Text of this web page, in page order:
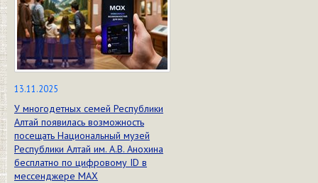
13.11.2025
У многодетных семей Республики
Алтай появилась возможность
посещать Национальный музей
Республики Алтай им. А.В. Анохина
бесплатно по цифровому ID в
мессенджере МАХ